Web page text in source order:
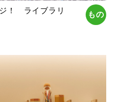
！ ライブラリ
もの